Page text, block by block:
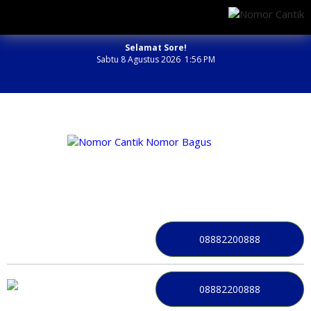
Selamat Sore!
Sabtu 8 Agustus 2026 1:56 PM
08882200888
08882200888